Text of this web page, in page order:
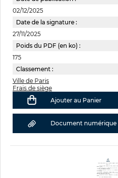
02/12/2025
Date de la signature :
27/11/2025
Poids du PDF (en ko) :
175
Classement :
Ville de Paris
Frais de siège
Ajouter au Panier
Document numérique